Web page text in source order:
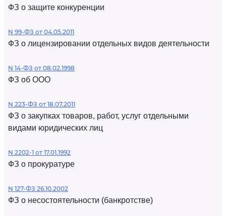
ФЗ о защите конкуренции
N 99-ФЗ от 04.05.2011
ФЗ о лицензировании отдельных видов деятельности
N 14-ФЗ от 08.02.1998
ФЗ об ООО
N 223-ФЗ от 18.07.2011
ФЗ о закупках товаров, работ, услуг отдельными
видами юридических лиц
N 2202-1 от 17.01.1992
ФЗ о прокуратуре
N 127-ФЗ 26.10.2002
ФЗ о несостоятельности (банкротстве)